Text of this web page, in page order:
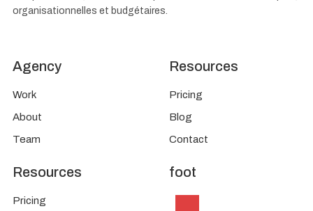
organisationnelles et budgétaires.
Agency
Work
About
Team
Resources
Pricing
Blog
Contact
Resources
Pricing
foot